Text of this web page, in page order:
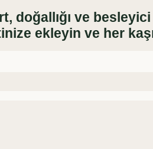
doğallığı ve
ekleyin ve her